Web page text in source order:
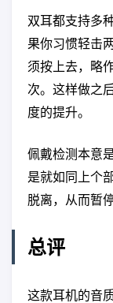
双耳都支持多
果你习惯轻击
须按上去，略
次。这样做之
度的提升。
佩戴检测本意
是就如同上个
脱离，从而暂
总评
这款耳机的音